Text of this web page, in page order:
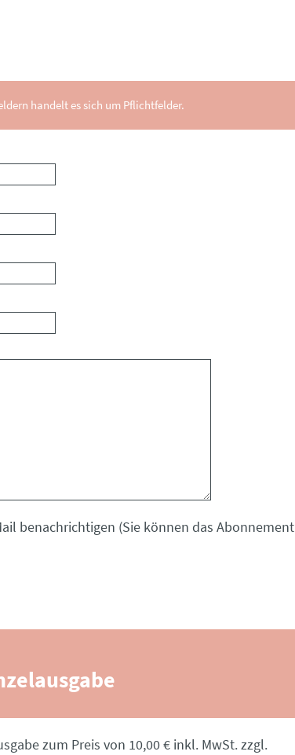
handelt es sich um Pflichtfelder.
benachrichtigen (Sie können das Abonnement
zum Preis von 10,00 € inkl. MwSt. zzgl.